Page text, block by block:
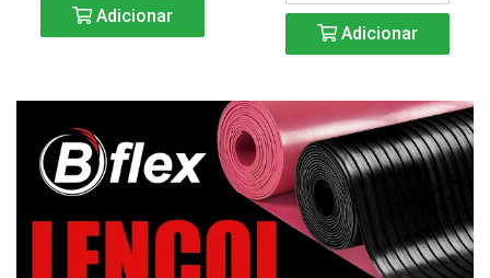
Adicionar
Adicionar